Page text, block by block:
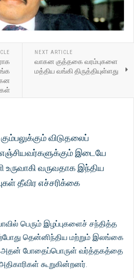
NEXT ARTICLE
வாகன குத்தகை வரம்புகளை
மத்திய வங்கி திருத்தியுள்ளது
விடுதலைப்
எஞ்சியவர்களுக்கும் இடையே
உருவாகி வருவதாக இந்திய
தீவிர எச்சரிக்கை
பெரும் இழப்புகளைச் சந்தித்த
தென்னிந்திய மற்றும் இலங்கை
அதன் போதைப்பொருள் வர்த்தகத்தை
அதிகாரிகள் கூறுகின்றனர்.